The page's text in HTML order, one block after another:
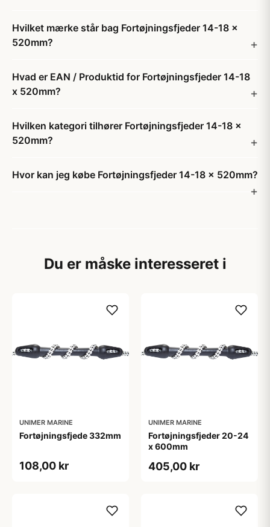
Hvilket mærke står bag Fortøjningsfjeder 14-18 x
520mm?
Hvad er EAN / Produktid for Fortøjningsfjeder 14-18
x 520mm?
Hvilken kategori tilhører Fortøjningsfjeder 14-18 x
520mm?
Hvor kan jeg købe Fortøjningsfjeder 14-18 x 520mm?
Du er måske interesseret i
UNIMER MARINE
Fortøjningsfjede 332mm
108,00 kr
UNIMER MARINE
Fortøjningsfjeder 20-24
x 600mm
405,00 kr